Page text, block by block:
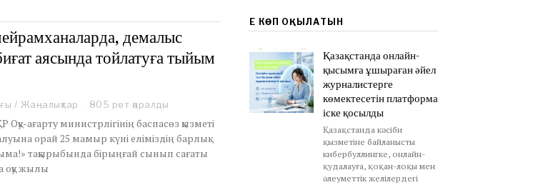
демалыс
аясында тойлатуға тыйым
/ Жаңалықтар 805 рет қаралды
ағарту министрлігінің баспасөз қызметі
орай 25 мамыр күні еліміздің барлық
тақырыбында бірыңғай сынып сағаты
оқу жылы
ЕҢ КӨП ОҚЫЛАТЫН
Қазақстанда онлайн-
қысымға ұшыраған әйел
журналистерге
көмектесетін платформа
іске қосылды
Қазақстанда кәсіби
қызметіне байланысты
кибербуллингке, онлайн-
қудалауға, қоқан-лоқы мен
әлеуметтік желілердегі